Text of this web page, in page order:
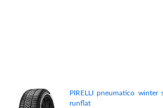
PIRELLI pneumatico
runflat